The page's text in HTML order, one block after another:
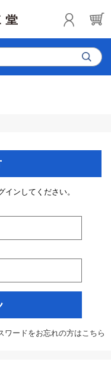
ンしてください。
ワードをお忘れの方はこちら